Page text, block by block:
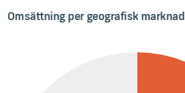
Omsättning per geografisk marknad